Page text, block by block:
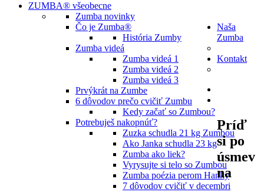
ZUMBA® všeobecne
Zumba novinky
Čo je Zumba®
História Zumby
Zumba videá
Zumba videá 1
Zumba videá 2
Zumba videá 3
Prvýkrát na Zumbe
6 dôvodov prečo cvičiť Zumbu
Kedy začať so Zumbou?
Potrebuješ nakopnúť?
Zuzka schudla 21 kg Zumbou
Ako Janka schudla 23 kg
Zumba ako liek?
Vyrysujte si telo so Zumbou
Zumba poézia perom Hanky
7 dôvodov cvičiť v decembri
Naša
Zumba
Kontakt
Príď
si po
úsmev
na